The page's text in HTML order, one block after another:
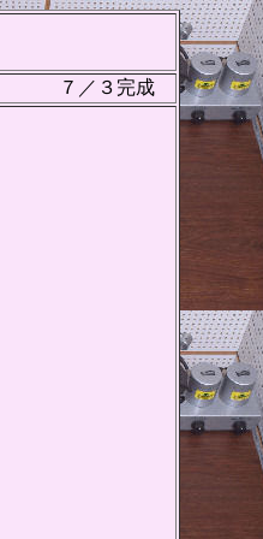
込 ７／３完成